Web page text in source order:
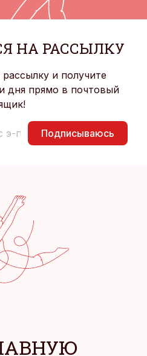
НА РАССЫЛКУ
и получите
дня прямо в почтовый
Подписываюсь